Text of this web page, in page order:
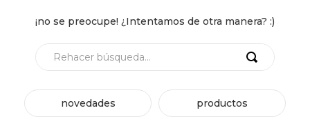
¡no se preocupe! ¿Intentamos de otra manera? :)
Rehacer búsqueda...
novedades productos